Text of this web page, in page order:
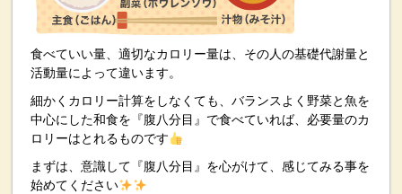
食べていい量、適切なカロリー量は、その人の基礎代謝量と
活動量によって違います。
細かくカロリー計算をしなくても、バランスよく野菜と魚を
中心にした和食を『腹八分目』で食べていれば、必要量のカ
ロリーはとれるものです
まずは、意識して『腹八分目』を心がけて、感じてみる事を
始めてください